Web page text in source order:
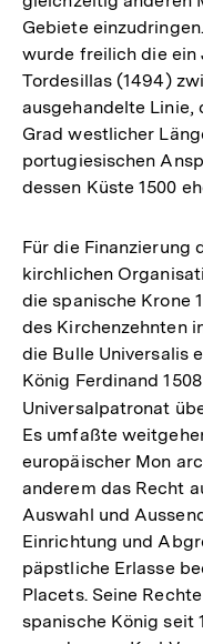
Gebiete
wurde freilich die ein
Tordesillas (1494)
ausgehandelte Linie,
Grad westlicher
portugiesischen
dessen Küste 1500
Für die Finanzierung
kirchlichen
die spanische Krone
des Kirchenzehnten
die Bulle Universalis
König Ferdinand
Universalpatronat
Es umfaßte
europäischer Mon­
anderem das Recht
Auswahl und
Einrichtung und
päpstliche Erlasse
Placets. Seine
spanische König seit